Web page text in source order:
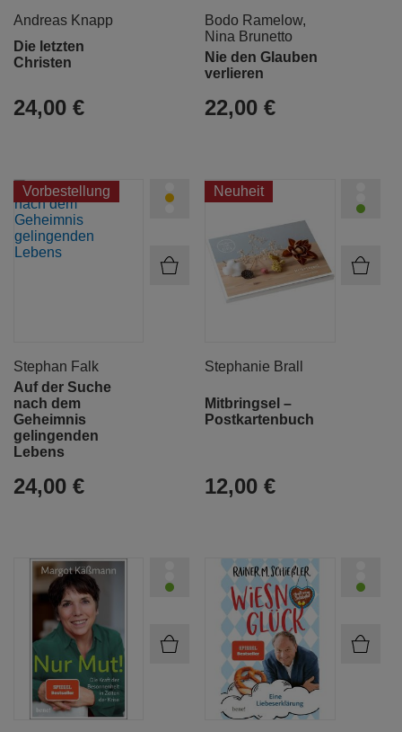
Andreas Knapp
Die letzten
Christen
24,00 €
Bodo Ramelow,
Nina Brunetto
Nie den Glauben
verlieren
22,00 €
Vorbestellung
Stephan Falk
Auf der Suche
nach dem
Geheimnis
gelingenden
Lebens
24,00 €
Neuheit
Stephanie Brall
Mitbringsel –
Postkartenbuch
12,00 €